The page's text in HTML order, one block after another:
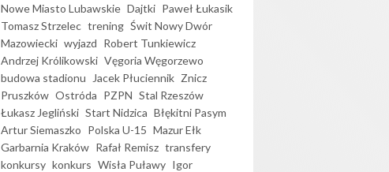
Nowe Miasto Lubawskie Dajtki Paweł Łukasik
Tomasz Strzelec trening Świt Nowy Dwór
Mazowiecki wyjazd Robert Tunkiewicz
Andrzej Królikowski Vęgoria Węgorzewo
budowa stadionu
Jacek Płuciennik Znicz
Pruszków Ostróda PZPN Stal Rzeszów
Łukasz Jegliński Start Nidzica Błękitni Pasym
Artur Siemaszko Polska U-15 Mazur Ełk
Garbarnia Kraków Rafał Remisz transfery
konkursy konkurs Wisła Puławy Igor